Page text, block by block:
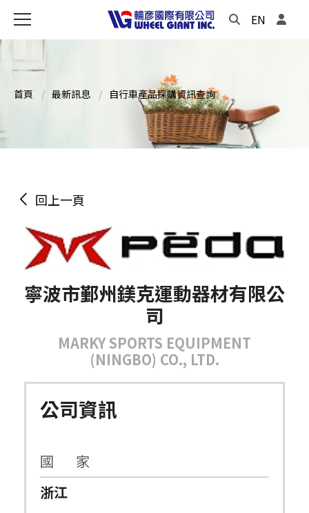
EN
首頁 最新訊息 自行車產品採購資訊查詢
回上一頁
寧波市鄞州鎂克運動器材有限公
司
MARKY SPORTS EQUIPMENT
(NINGBO) CO., LTD.
公司資訊
國 家
浙江